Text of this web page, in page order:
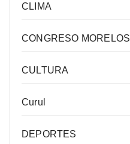
CLIMA
CONGRESO MORELOS
CULTURA
Curul
DEPORTES